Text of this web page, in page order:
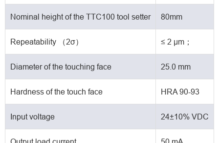
Nominal height of the TTC100 tool setter 80mm
Repeatability （2σ） ≤ 2 μm；
Diameter of the touching face 25.0 mm
Hardness of the touch face HRA 90-93
Input voltage 24±10% VDC